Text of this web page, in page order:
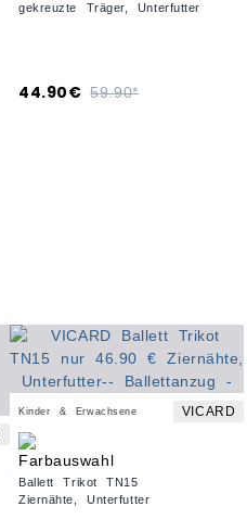
gekreuzte Träger, Unterfutter
44.90€ 59.90*
Kinder & Erwachsene VICARD
Ballett Trikot TN15
Ziernähte, Unterfutter